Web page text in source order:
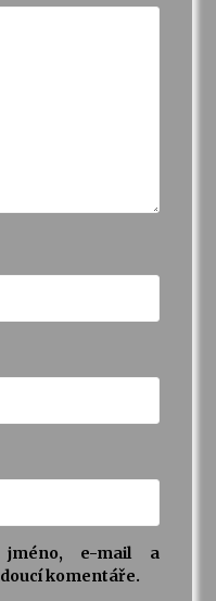
jméno, e-mail a
komentáře.